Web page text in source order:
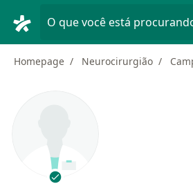
O que você está
Homepage Neurocirurgião